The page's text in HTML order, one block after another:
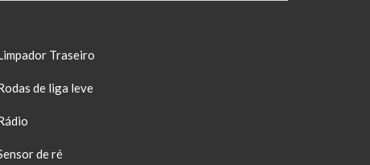
Traseiro
de liga leve
de ré